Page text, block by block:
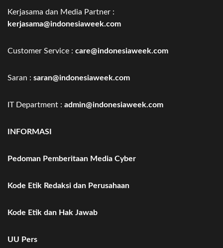
Kerjasama dan Media Partner :
kerjasama@indonesiaweek.com
Customer Service : care@indonesiaweek.com
Saran : saran@indonesiaweek.com
IT Department : admin@indonesiaweek.com
INFORMASI
Pedoman Pemberitaan Media Cyber
Kode Etik Redaksi dan Perusahaan
Kode Etik dan Hak Jawab
UU Pers